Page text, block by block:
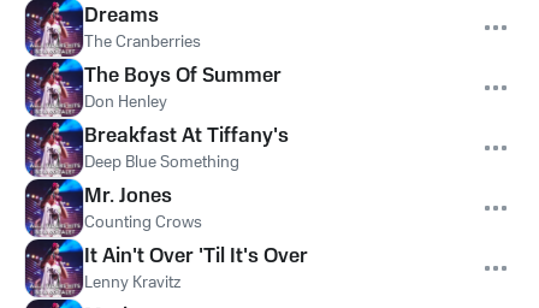
Dreams
The Cranberries
The Boys Of Summer
Don Henley
Breakfast At Tiffany's
Deep Blue Something
Mr. Jones
Counting Crows
It Ain't Over 'Til It's Over
Lenny Kravitz